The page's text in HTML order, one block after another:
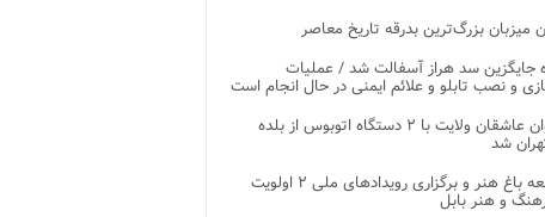
میزبان بزرگ‌ترین بدرقه تاریخ معاصر
جایگزین سد هراز آسفالت شد / عملیات
و نصب تابلو و علائم ایمنی در حال انجام است
کاروان عاشقان ولایت با ۲ دستگاه اتوبوس از بلده
شد
توسعه باغ هنر و برگزاری رویدادهای ملی ۲ اولویت
و هنر بابل